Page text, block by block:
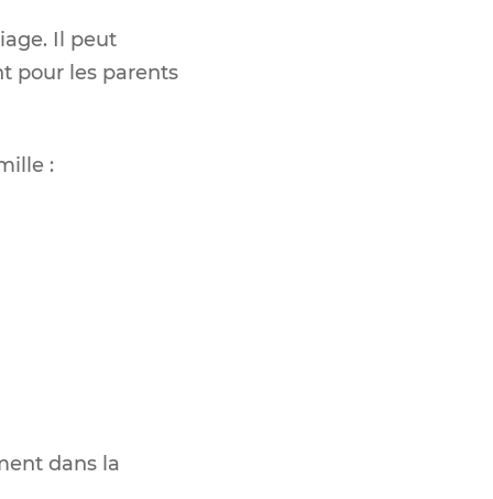
Il peut
pour les parents
:
dans la